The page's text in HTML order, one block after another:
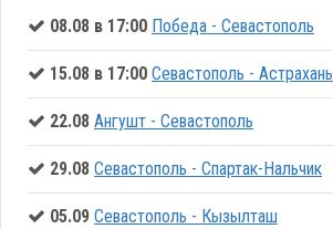
08.08 в 17:00 Победа - Севастополь
15.08 в 17:00 Севастополь - Астрахань
22.08 Ангушт - Севастополь
29.08 Севастополь - Спартак-Нальчик
05.09 Севастополь - Кызылташ